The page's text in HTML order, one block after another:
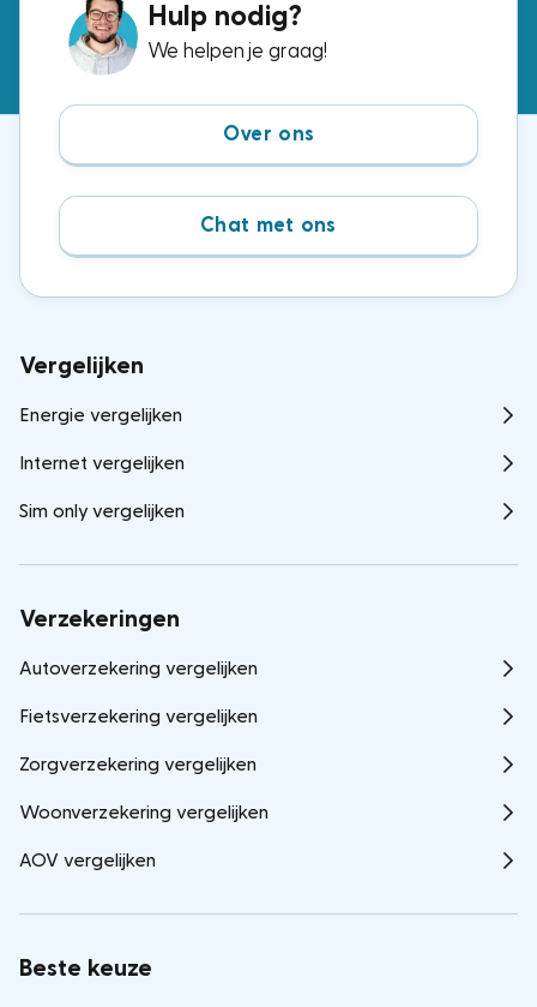
Hulp nodig?
We helpen je graag!
Over ons
Chat met ons
Vergelijken
Energie vergelijken
Internet vergelijken
Sim only vergelijken
Verzekeringen
Autoverzekering vergelijken
Fietsverzekering vergelijken
Zorgverzekering vergelijken
Woonverzekering vergelijken
AOV vergelijken
Beste keuze